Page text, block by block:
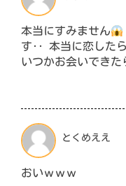
本当にすみません
す‥ 本当に恋した
いつかお会いできた
とくめええ
おいｗｗｗ